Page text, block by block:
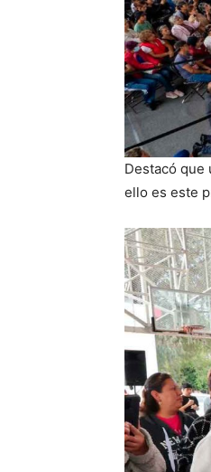
Destacó que
ello es este